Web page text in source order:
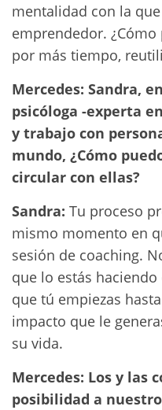
mentalidad con la
emprendedor.
por más tiempo,
Mercedes: Sandra,
psicóloga -experta
y trabajo con
mundo, ¿Cómo
circular con ellas?
Sandra: Tu proceso
mismo momento en
sesión de coaching.
que lo estás haciendo
que tú empiezas
impacto que le
su vida.
Mercedes: Los y las
posibilidad a